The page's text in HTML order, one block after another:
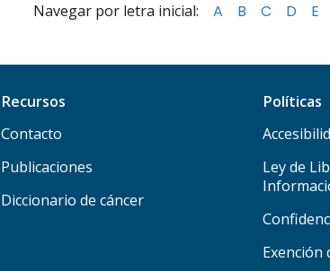
Navegar por letra inicial: A B C D E
Recursos
Contacto
Publicaciones
Diccionario de cáncer
Políticas
Ley de
Exención